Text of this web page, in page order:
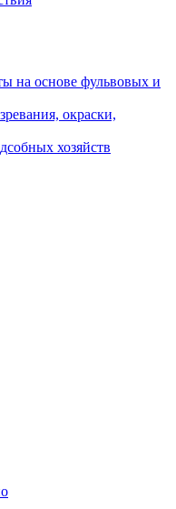
на основе фульвовых и
окраски,
хозяйств